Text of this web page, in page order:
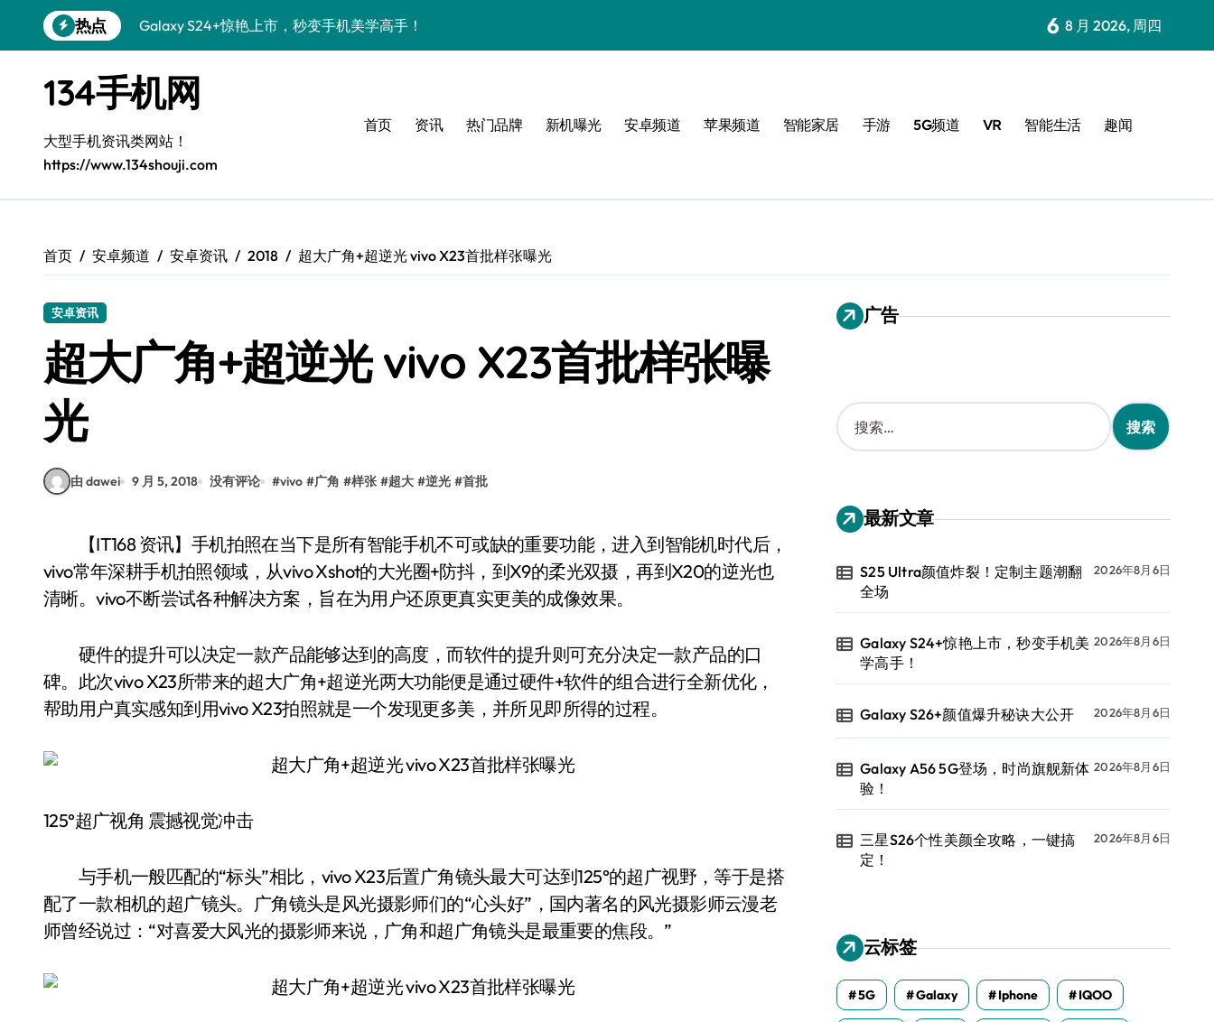
到
热点
Galaxy S24+惊艳上市，秒变手机美学高手！
Galaxy A56 5G登场，时尚旗舰新体验！
三星S26个性美颜全攻略，一键搞定！
S25美化秘籍：个性定制，炫酷随心！
Galaxy C55 5G焕新秘籍：定制潮流玩出圈
Galaxy Z Flip6：折叠时尚，尽享炫美新体验
S25 Ultra颜值炸裂！定制主题潮翻全场
6 8 月 2026, 周四
134手机网
大型手机资讯类网站！
https://www.134shouji.com
首页 资讯 热门品牌 新机曝光 安卓频道 苹果频道 智能家居 手游 5G频道 VR 智能生活 趣闻
首页 安卓频道 安卓资讯 2018 超大广角+超逆光 vivo X23首批样张曝光
安卓资讯
超大广角+超逆光 vivo X23首批样张曝
光
由 dawei 9 月 5, 2018 没有评论 #vivo #广角 #样张 #超大 #逆光 #首批
【IT168 资讯】手机拍照在当下是所有智能手机不可或缺的重要功能，进入到智能机时代后，
vivo常年深耕手机拍照领域，从vivo Xshot的大光圈+防抖，到X9的柔光双摄，再到X20的逆光也
清晰。vivo不断尝试各种解决方案，旨在为用户还原更真实更美的成像效果。
硬件的提升可以决定一款产品能够达到的高度，而软件的提升则可充分决定一款产品的口
碑。此次vivo X23所带来的超大广角+超逆光两大功能便是通过硬件+软件的组合进行全新优化，
帮助用户真实感知到用vivo X23拍照就是一个发现更多美，并所见即所得的过程。
125°超广视角 震撼视觉冲击
与手机一般匹配的“标头”相比，vivo X23后置广角镜头最大可达到125°的超广视野，等于是搭
配了一款相机的超广镜头。广角镜头是风光摄影师们的“心头好”，国内著名的风光摄影师云漫老
师曾经说过：“对喜爱大风光的摄影师来说，广角和超广角镜头是最重要的焦段。”
广告
搜
索
：
最新文章
S25 Ultra颜值炸裂！定制主题潮翻
全场
2026年8月6日
Galaxy S24+惊艳上市，秒变手机美
学高手！
2026年8月6日
Galaxy S26+颜值爆升秘诀大公开 2026年8月6日
Galaxy A56 5G登场，时尚旗舰新体
验！
2026年8月6日
三星S26个性美颜全攻略，一键搞
定！
2026年8月6日
云标签
5G Galaxy Iphone IQOO